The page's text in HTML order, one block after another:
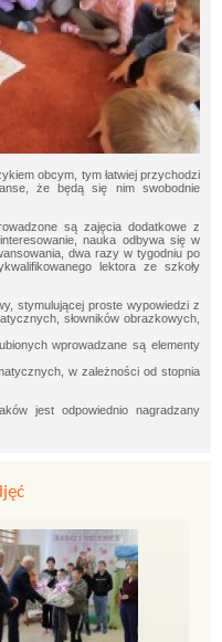
obcym, tym łatwiej przychodzi
że będą się nim swobodnie
są zajęcia dodatkowe z
nauka odbywa się w
dwa razy w tygodniu po
lektora ze szkoły
stymulującej proste wypowiedzi z
słowników obrazkowych,
wprowadzane są elementy
w zależności od stopnia
jest odpowiednio nagradzany